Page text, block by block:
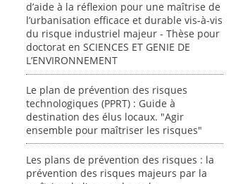
d’aide à la réflexion pour une maîtrise de
l’urbanisation efficace et durable vis-à-vis
du risque industriel majeur - Thèse pour
doctorat en SCIENCES ET GENIE DE
L’ENVIRONNEMENT
Le plan de prévention des risques
technologiques (PPRT) : Guide à
destination des élus locaux. "Agir
ensemble pour maîtriser les risques"
Les plans de prévention des risques : la
prévention des risques majeurs par la